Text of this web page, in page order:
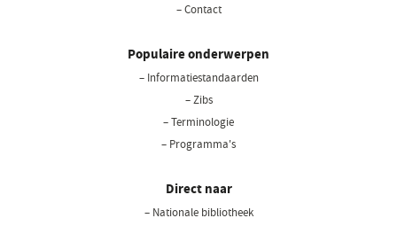
– Contact
Populaire onderwerpen
– Informatiestandaarden
– Zibs
– Terminologie
– Programma's
Direct naar
– Nationale bibliotheek(opent